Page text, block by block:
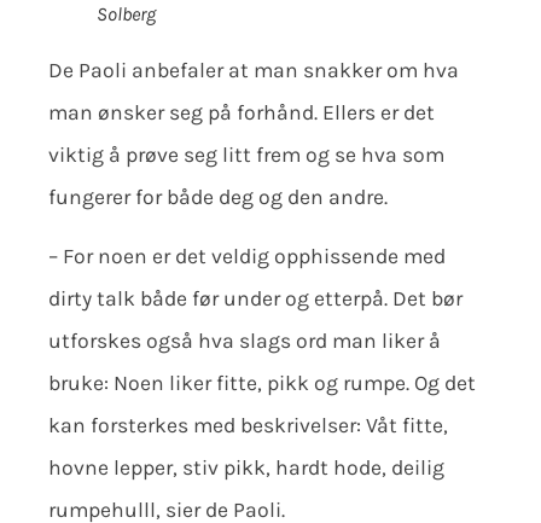
Solberg
De Paoli anbefaler at man snakker om hva
man ønsker seg på forhånd. Ellers er det
viktig å prøve seg litt frem og se hva som
fungerer for både deg og den andre.
– For noen er det veldig opphissende med
dirty talk både før under og etterpå. Det bør
utforskes også hva slags ord man liker å
bruke: Noen liker fitte, pikk og rumpe. Og det
kan forsterkes med beskrivelser: Våt fitte,
hovne lepper, stiv pikk, hardt hode, deilig
rumpehulll, sier de Paoli.